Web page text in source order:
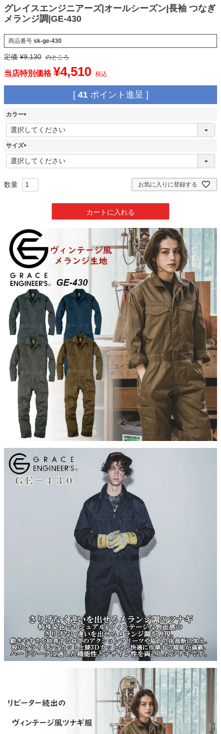
グレイスエンジニアーズ|オールシーズン|長袖 つなぎ
メランジ調|GE-430
商品番号 sk-ge-430
定価 ¥9,130 のところ
当店特別価格 ¥4,510 税込
[ 41 ポイント進呈 ]
カラー
(
必
須
サイズ
(
必
お気に入りに登録する
カートに入れる